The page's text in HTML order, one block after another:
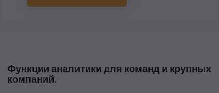
Функции аналитики для команд и крупных
компаний.